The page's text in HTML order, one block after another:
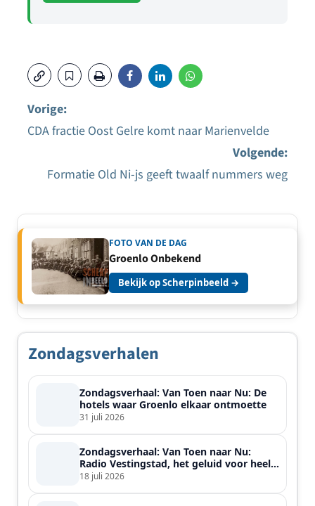
navigatie
Vorige:
CDA fractie Oost Gelre komt naar Marienvelde
Volgende:
Formatie Old Ni-js geeft twaalf nummers weg
FOTO VAN DE DAG
Groenlo Onbekend
Bekijk op Scherpinbeeld →
Zondagsverhalen
Zondagsverhaal: Van Toen naar Nu: De
hotels waar Groenlo elkaar ontmoette
31 juli 2026
Zondagsverhaal: Van Toen naar Nu:
Radio Vestingstad, het geluid voor heel
de streek
18 juli 2026